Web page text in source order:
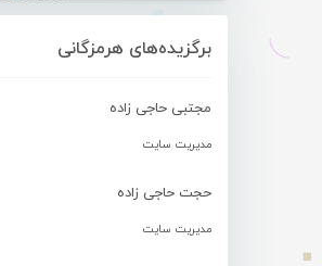
برگزیده‌های هرمزگانی
مجتبی حاجی زاده
مدیریت سایت
حجت حاجی زاده
مدیریت سایت